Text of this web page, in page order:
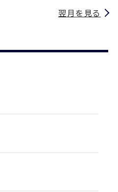
翌月を見る